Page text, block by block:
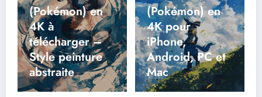
(Pokémon) en
4K à
télécharger –
Style peinture
abstraite
(Pokémon) en
4K pour
iPhone,
Android, PC et
Mac